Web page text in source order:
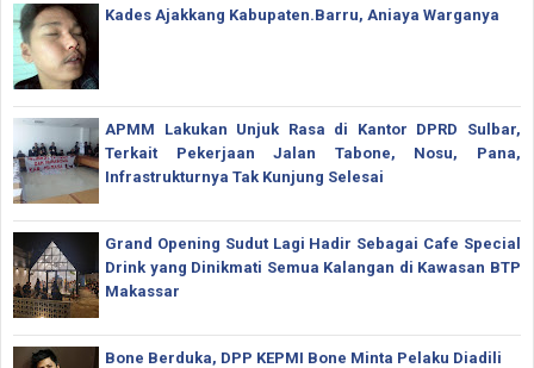
Kades Ajakkang Kabupaten.Barru, Aniaya Warganya
APMM Lakukan Unjuk Rasa di Kantor DPRD Sulbar,
Terkait Pekerjaan Jalan Tabone, Nosu, Pana,
Infrastrukturnya Tak Kunjung Selesai
Grand Opening Sudut Lagi Hadir Sebagai Cafe Special
Drink yang Dinikmati Semua Kalangan di Kawasan BTP
Makassar
Bone Berduka, DPP KEPMI Bone Minta Pelaku Diadili